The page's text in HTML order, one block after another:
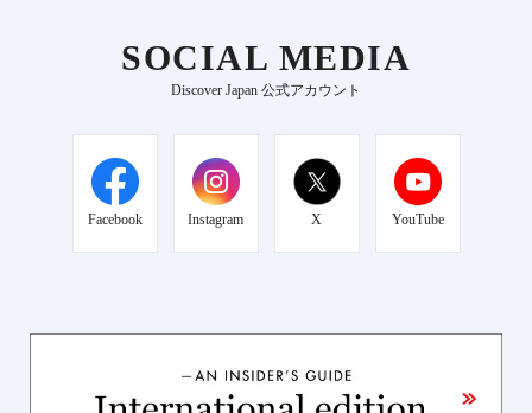
SOCIAL MEDIA
Discover Japan 公式アカウント
Facebook Instagram X YouTube